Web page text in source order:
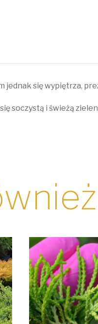
jednak się wypiętrza,
soczystą i świeżą